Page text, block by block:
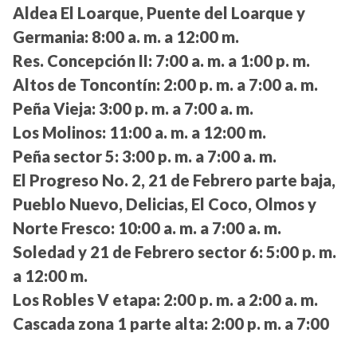
Aldea El Loarque, Puente del Loarque y
Germania: 8:00 a. m. a 12:00 m.
Res. Concepción II: 7:00 a. m. a 1:00 p. m.
Altos de Toncontín: 2:00 p. m. a 7:00 a. m.
Peña Vieja: 3:00 p. m. a 7:00 a. m.
Los Molinos: 11:00 a. m. a 12:00 m.
Peña sector 5: 3:00 p. m. a 7:00 a. m.
El Progreso No. 2, 21 de Febrero parte baja,
Pueblo Nuevo, Delicias, El Coco, Olmos y
Norte Fresco: 10:00 a. m. a 7:00 a. m.
Soledad y 21 de Febrero sector 6: 5:00 p. m.
a 12:00 m.
Los Robles V etapa: 2:00 p. m. a 2:00 a. m.
Cascada zona 1 parte alta: 2:00 p. m. a 7:00